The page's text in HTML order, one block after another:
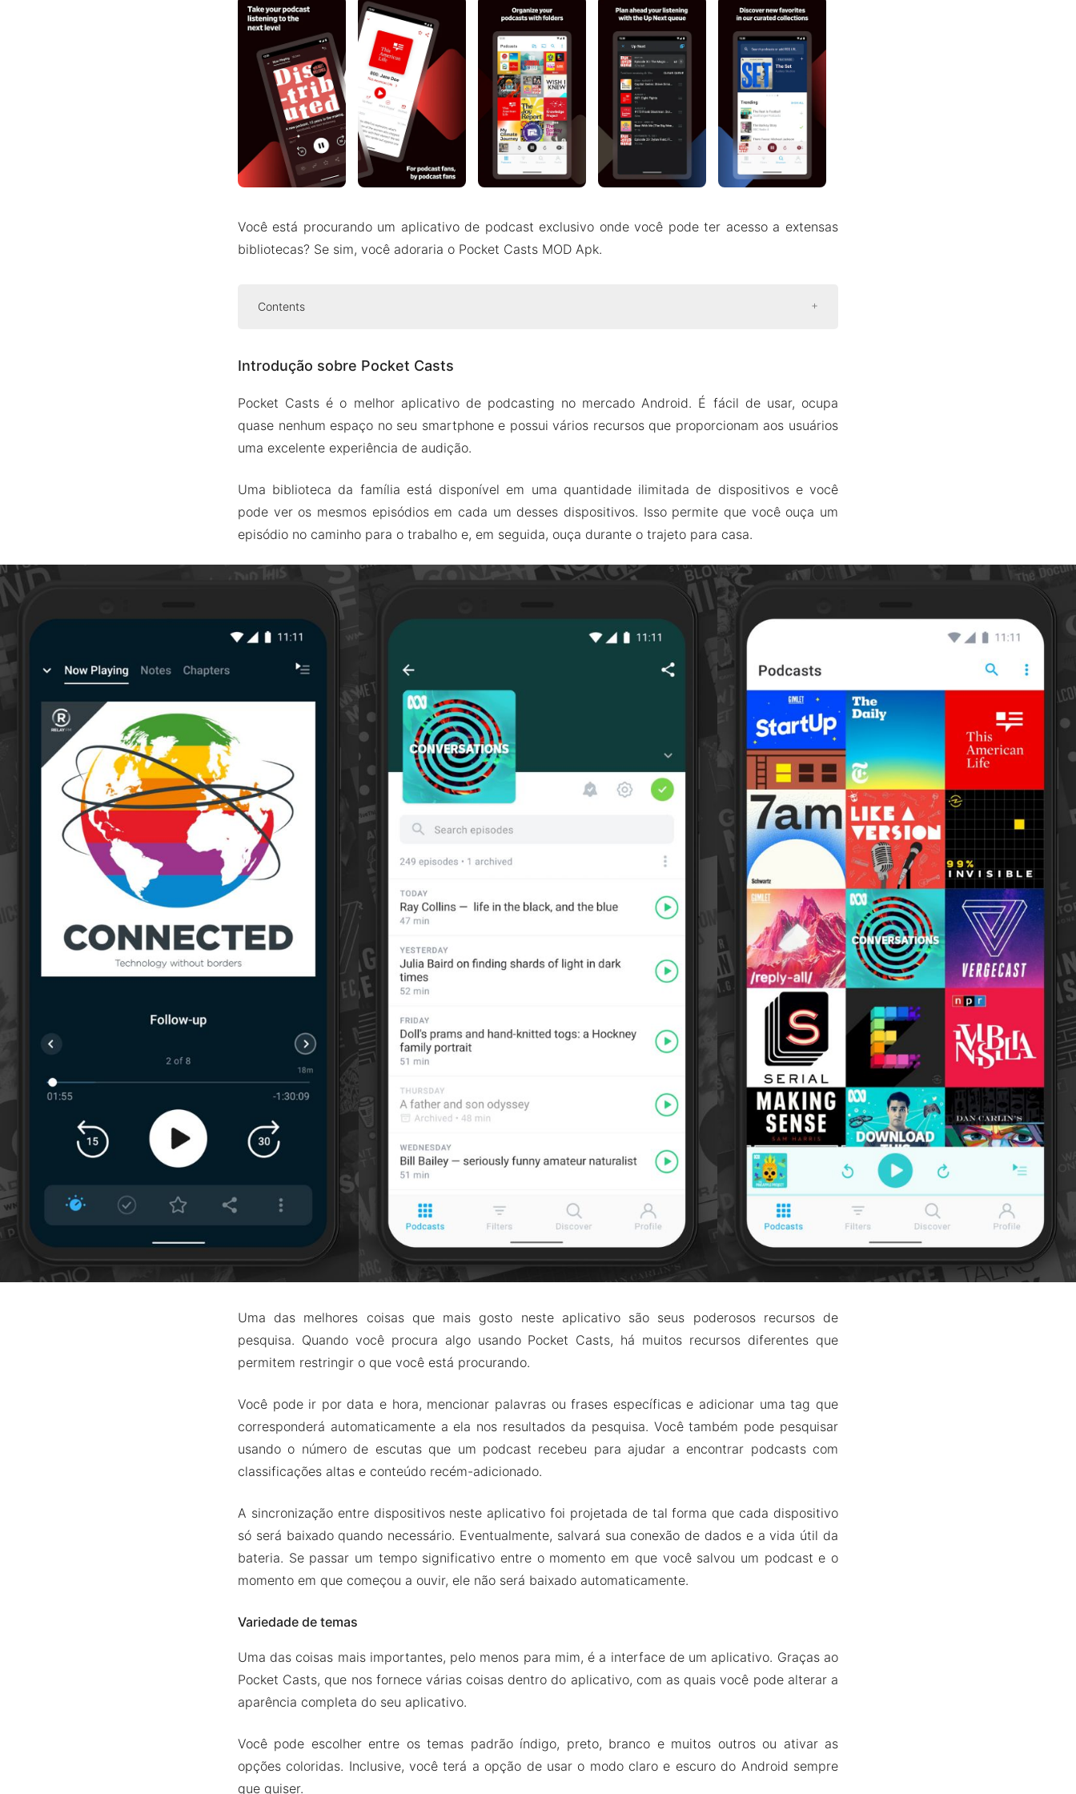
Você está procurando um aplicativo de podcast exclusivo onde você pode ter acesso a extensas
bibliotecas? Se sim, você adoraria o Pocket Casts MOD Apk.
Contents
Variedade de temas
Feed de podcast personalizado
Reprodução em segundo plano
Recursos do mod
Baixe Pocket Casts Apk e MOD para Android 2024
Introdução sobre Pocket Casts
Pocket Casts é o melhor aplicativo de podcasting no mercado Android. É fácil de usar, ocupa
quase nenhum espaço no seu smartphone e possui vários recursos que proporcionam aos usuários
uma excelente experiência de audição.
Uma biblioteca da família está disponível em uma quantidade ilimitada de dispositivos e você
pode ver os mesmos episódios em cada um desses dispositivos. Isso permite que você ouça um
episódio no caminho para o trabalho e, em seguida, ouça durante o trajeto para casa.
Uma das melhores coisas que mais gosto neste aplicativo são seus poderosos recursos de
pesquisa. Quando você procura algo usando Pocket Casts, há muitos recursos diferentes que
permitem restringir o que você está procurando.
Você pode ir por data e hora, mencionar palavras ou frases específicas e adicionar uma tag que
corresponderá automaticamente a ela nos resultados da pesquisa. Você também pode pesquisar
usando o número de escutas que um podcast recebeu para ajudar a encontrar podcasts com
classificações altas e conteúdo recém-adicionado.
A sincronização entre dispositivos neste aplicativo foi projetada de tal forma que cada dispositivo
só será baixado quando necessário. Eventualmente, salvará sua conexão de dados e a vida útil da
bateria. Se passar um tempo significativo entre o momento em que você salvou um podcast e o
momento em que começou a ouvir, ele não será baixado automaticamente.
Variedade de temas
Uma das coisas mais importantes, pelo menos para mim, é a interface de um aplicativo. Graças ao
Pocket Casts, que nos fornece várias coisas dentro do aplicativo, com as quais você pode alterar a
aparência completa do seu aplicativo.
Você pode escolher entre os temas padrão índigo, preto, branco e muitos outros ou ativar as
opções coloridas. Inclusive, você terá a opção de usar o modo claro e escuro do Android sempre
que quiser.